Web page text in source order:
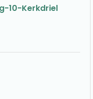
10-Kerkdriel